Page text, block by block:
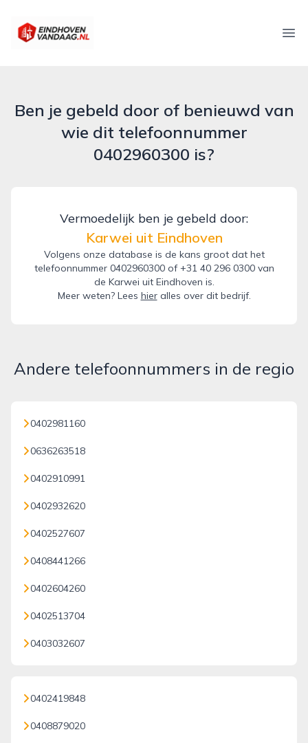
eindhovenvandaag.nl
Ben je gebeld door of benieuwd van
wie dit telefoonnummer
0402960300 is?
Vermoedelijk ben je gebeld door:
Karwei uit Eindhoven
Volgens onze database is de kans groot dat het
telefoonnummer 0402960300 of +31 40 296 0300 van
de Karwei uit Eindhoven is.
Meer weten? Lees hieralles over dit bedrijf.
Andere telefoonnummers in de regio
0402981160
0636263518
0402910991
0402932620
0402527607
0408441266
0402604260
0402513704
0403032607
0402419848
0408879020